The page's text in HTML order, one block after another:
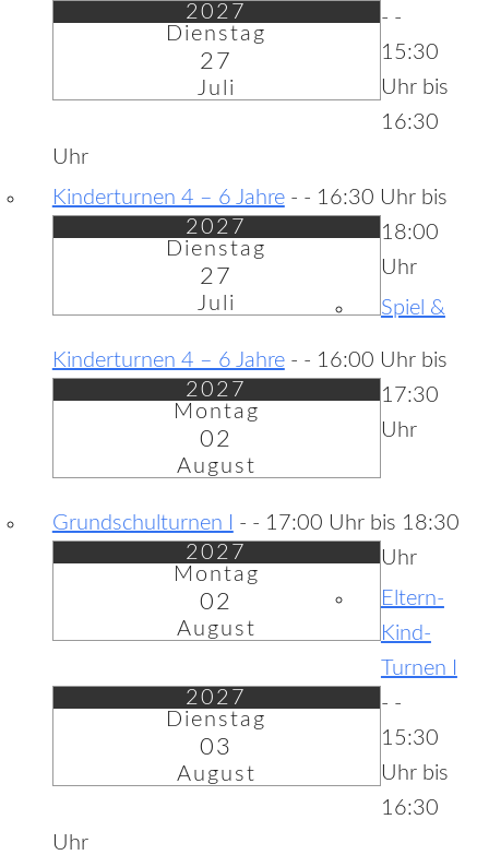
-
2027
Dienstag
27
Juli
-
15:30
Uhr bis
16:30
Uhr
Kinderturnen 4 – 6 Jahre-
2027
Dienstag
27
Juli
- 16:30 Uhr bis
18:00
Uhr
Spiel &
Kinderturnen 4 – 6 Jahre-
2027
Montag
02
August
- 16:00 Uhr bis
17:30
Uhr
Grundschulturnen I
-
2027
Montag
02
August
- 17:00 Uhr bis 18:30
Uhr
Eltern-
Kind-
Turnen I
-
2027
Dienstag
03
August
-
15:30
Uhr bis
16:30
Uhr